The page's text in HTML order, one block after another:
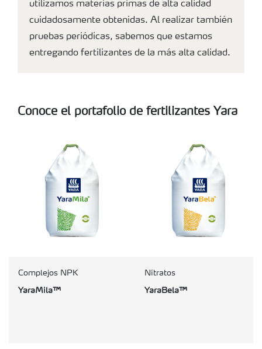
utilizamos materias primas de alta calidad
cuidadosamente obtenidas. Al realizar también
pruebas periódicas, sabemos que estamos
entregando fertilizantes de la más alta calidad.
Conoce el portafolio de fertilizantes Yara
Complejos NPK
YaraMila™
Nitratos
YaraBela™